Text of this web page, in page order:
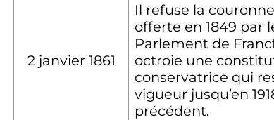
2 janvier 1861
Il refuse la
offerte en 1849 par
Parlement de
octroie une
conservatrice qui
vigueur jusqu’en
précédent.